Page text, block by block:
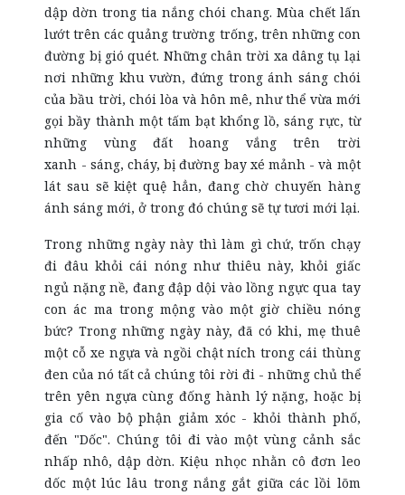
dập dờn trong tia nắng chói chang. Mùa chết lấn
lướt trên các quảng trường trống, trên những con
đường bị gió quét. Những chân trời xa dâng tụ lại
nơi những khu vườn, đứng trong ánh sáng chói
của bầu trời, chói lòa và hôn mê, như thể vừa mới
gọi bầy thành một tấm bạt khổng lồ, sáng rực, từ
những vùng đất hoang vắng trên trời
xanh - sáng, cháy, bị đường bay xé mảnh - và một
lát sau sẽ kiệt quệ hẳn, đang chờ chuyến hàng
ánh sáng mới, ở trong đó chúng sẽ tự tươi mới lại.
Trong những ngày này thì làm gì chứ, trốn chạy
đi đâu khỏi cái nóng như thiêu này, khỏi giấc
ngủ nặng nề, đang đập dội vào lồng ngực qua tay
con ác ma trong mộng vào một giờ chiều nóng
bức? Trong những ngày này, đã có khi, mẹ thuê
một cỗ xe ngựa và ngồi chật ních trong cái thùng
đen của nó tất cả chúng tôi rời đi - những chủ thể
trên yên ngựa cùng đống hành lý nặng, hoặc bị
gia cố vào bộ phận giảm xóc - khỏi thành phố,
đến "Dốc". Chúng tôi đi vào một vùng cảnh sắc
nhấp nhô, dập dờn. Kiệu nhọc nhằn cô đơn leo
dốc một lúc lâu trong nắng gắt giữa các lồi lõm